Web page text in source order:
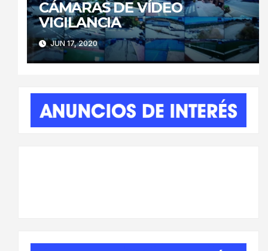
CÁMARAS DE VÍDEO
VIGILANCIA
JUN 17, 2020